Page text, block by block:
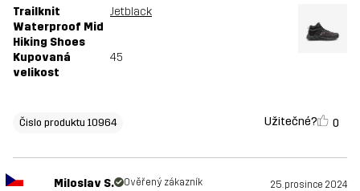
Trailknit
Waterproof Mid
Hiking Shoes
Jetblack
Kupovaná
velikost
45
Čislo produktu 10964 Užitečné? 0
Miloslav S. Ověřený zákazník 25. prosince 2024